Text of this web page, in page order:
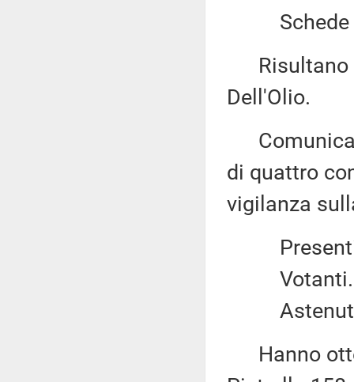
Schede
Risultano
Dell'Olio.
Comunica
di quattro
vigilanza
Hanno